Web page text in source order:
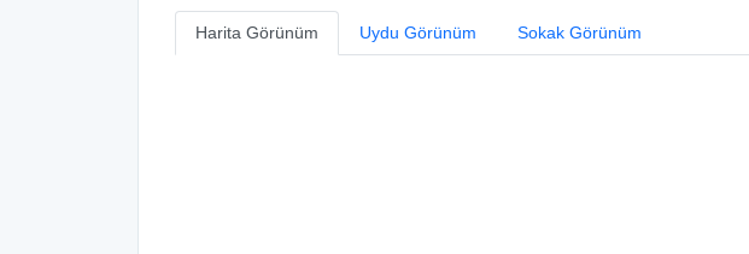
Harita Görünüm Uydu Görünüm Sokak Görünüm